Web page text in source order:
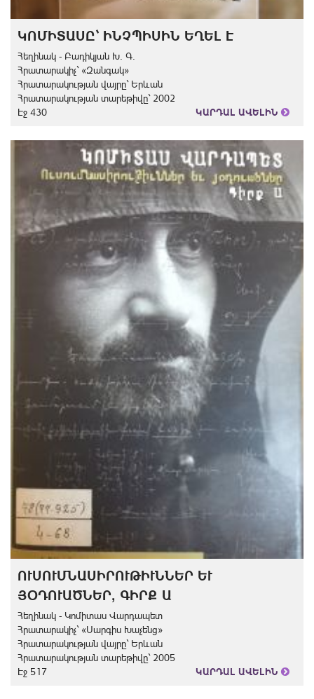
ԿՈՄԻՏԱՍԸ՝ ԻՆՉՊԻՍԻՆ ԵՂԵԼ Է
Հեղինակ - Բադիկյան Խ. Գ.
Հրատարակիչ` «Զանգակ»
Հրատարակության վայրը` Երևան
Հրատարակության տարեթիվը` 2002
Էջ 430
ԿԱՐԴԱԼ ԱՎԵԼԻՆ
ՈՒՍՈՒՄՆԱՍԻՐՈՒԹԻՒՆՆԵՐ ԵՒ
ՅՕԴՈՒԱԾՆԵՐ, ԳԻՐՔ Ա
Հեղինակ - Կոմիտաս Վարդապետ
Հրատարակիչ` «Սարգիս Խաչենց»
Հրատարակության վայրը` Երևան
Հրատարակության տարեթիվը` 2005
Էջ 517
ԿԱՐԴԱԼ ԱՎԵԼԻՆ